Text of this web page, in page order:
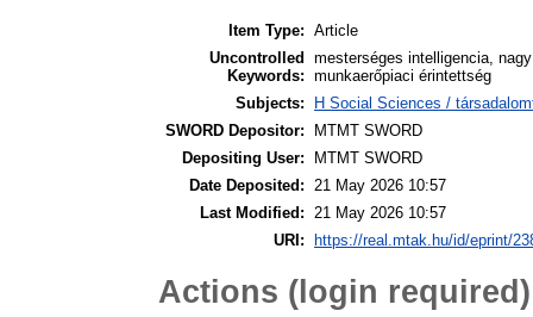
Item Type: Article
Uncontrolled
Keywords:
mesterséges intelligencia,
munkaerőpiaci érintettség
Subjects:
H Social Sciences /
SWORD Depositor:
MTMT SWORD
Depositing User:
MTMT SWORD
Date Deposited:
21 May 2026 10:57
Last Modified:
21 May 2026 10:57
URI:
https://real.mtak.hu/id/eprint/
Actions (login required)